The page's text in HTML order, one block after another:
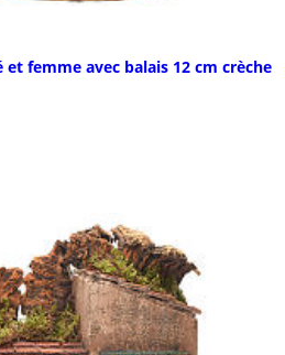
femme avec balais 12 cm crèche